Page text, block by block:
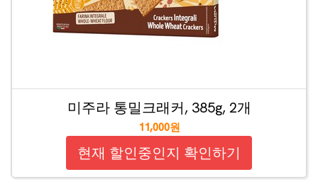
미주라 통밀크래커, 385g, 2개
11,000원
현재 할인중인지 확인하기